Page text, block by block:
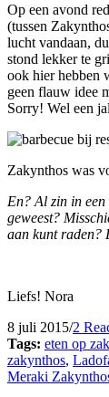
Op een avond
(tussen
lucht vandaan,
stond lekker te
ook hier hebben
geen flauw idee
Sorry! Wel een
Zakynthos was
En? Al zin in
geweest?
aan kunt raden?
Liefs! Nora
8 juli 2015/2
Tags: eten op
zakynthos,
Meraki